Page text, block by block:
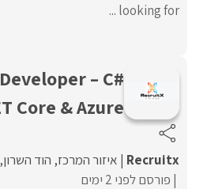
looking for ...
– C#
Core & Azure
Recruitx איזור המרכז הוד השרון
פורסם לפני 2 ימים